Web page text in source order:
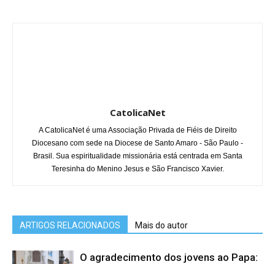
CatolicaNet
A CatolicaNet é uma Associação Privada de Fiéis de Direito
Diocesano com sede na Diocese de Santo Amaro - São Paulo -
Brasil. Sua espiritualidade missionária está centrada em Santa
Teresinha do Menino Jesus e São Francisco Xavier.
ARTIGOS RELACIONADOS Mais do autor
O agradecimento dos jovens ao Papa: